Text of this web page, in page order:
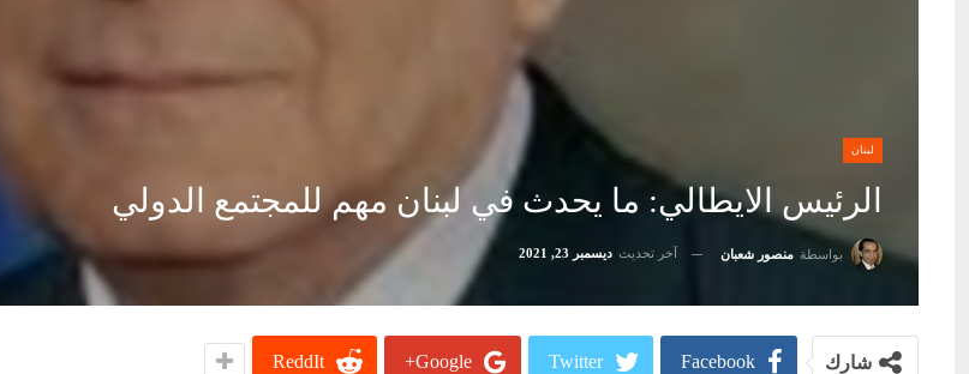
لبنان
الرئيس الايطالي: ما يحدث في لبنان مهم للمجتمع الدولي
بواسطة منصور شعبان آخر تحديث ديسمبر 23, 2021
شارك Facebook
Twitter
Google+
ReddIt